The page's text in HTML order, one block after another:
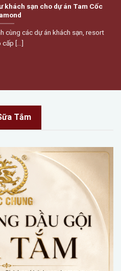
khách sạn cho dự án Tam Cốc
cùng các dự án khách sạn, resort
cấp [...]
Tắm